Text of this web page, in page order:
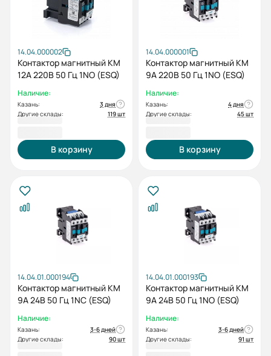
14.04.000002
Контактор магнитный КМ
12А 220В 50 Гц 1NO (ESQ)
Наличие:
Казань:
3 дня
Другие склады:
119 шт
В корзину
14.04.000001
Контактор магнитный КМ
9А 220В 50 Гц 1NO (ESQ)
Наличие:
Казань:
4 дня
Другие склады:
45 шт
В корзину
14.04.01.000194
Контактор магнитный КМ
9А 24B 50 Гц 1NC (ESQ)
Наличие:
Казань:
3-6 дней
Другие склады:
90 шт
14.04.01.000193
Контактор магнитный КМ
9А 24B 50 Гц 1NO (ESQ)
Наличие:
Казань:
3-6 дней
Другие склады:
91 шт